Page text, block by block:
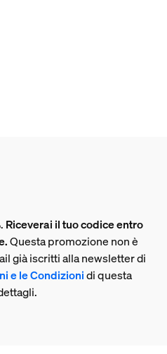
Riceverai il tuo codice entro
Questa promozione non è
già iscritti alla newsletter di
e le Condizionidi questa